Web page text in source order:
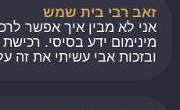
זאב רבי בית שמש
אני לא מבין איך אפשר
מינימום ידע בסיסי.
ובזכות אבי עשיתי את זה